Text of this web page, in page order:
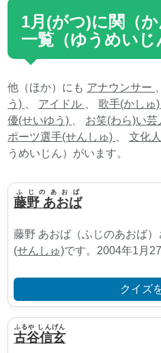
1月(がつ)に関（
一覧（ゆうめいじ
他（ほか）にも アナウンサー
う)
アイドル 、歌手(かしゅ)
優(せいゆう)
お笑(わら)い
ポーツ選手(せんしゅ)
、文化
うめいじん）がいます。
藤野 あおば
ふじのあおば
藤野 あおば（ふじのあおば
(せんしゅ)です。2004年1月
クイズ
古谷信玄
ふるや しんげん